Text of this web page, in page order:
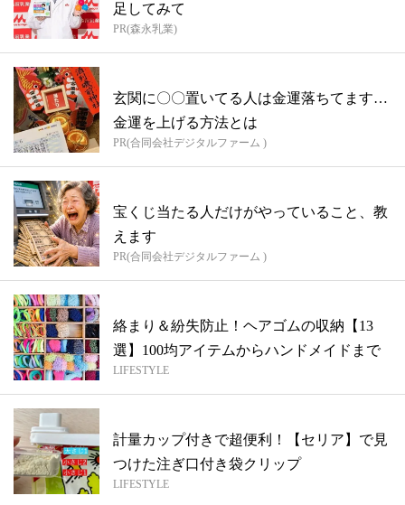
足してみて
PR(森永乳業)
玄関に〇〇置いてる人は金運落ちてます…
金運を上げる方法とは
PR(合同会社デジタルファーム )
宝くじ当たる人だけがやっていること、教
えます
PR(合同会社デジタルファーム )
絡まり＆紛失防止！ヘアゴムの収納【13
選】100均アイテムからハンドメイドまで
LIFESTYLE
計量カップ付きで超便利！【セリア】で見
つけた注ぎ口付き袋クリップ
LIFESTYLE